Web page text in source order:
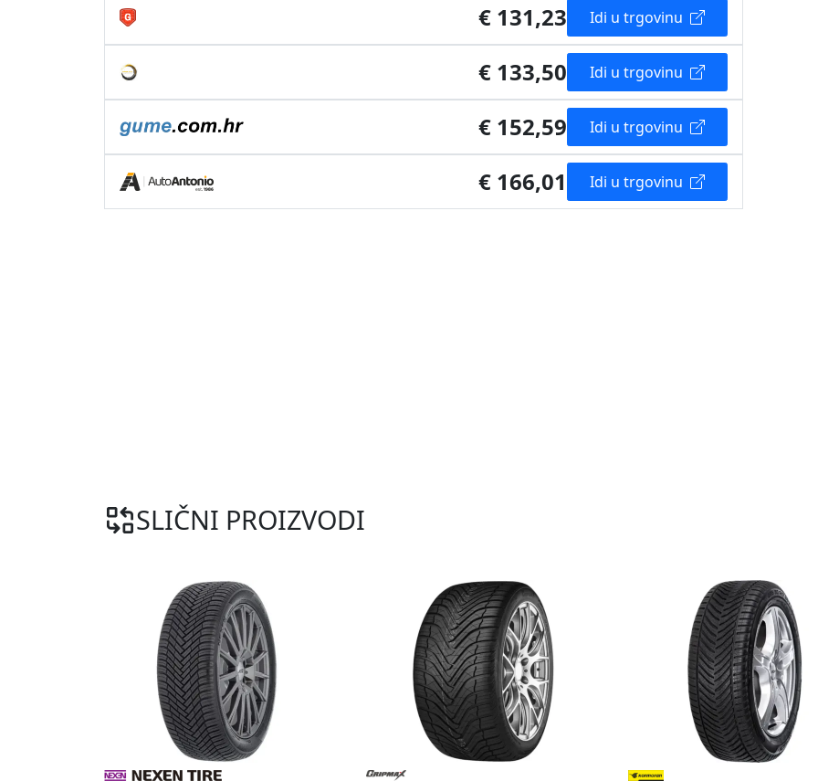
€ 131,23 Idi u trgovinu
€ 133,50 Idi u trgovinu
€ 152,59 Idi u trgovinu
€ 166,01 Idi u trgovinu
SLIČNI PROIZVODI